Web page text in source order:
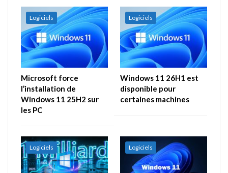
Logiciels
Microsoft force
l’installation de
Windows 11 25H2 sur
les PC
Logiciels
Windows 11 26H1 est
disponible pour
certaines machines
Logiciels Logiciels